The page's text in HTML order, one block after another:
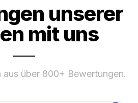
unserer
mit uns
aus über 800+ Bewertungen.